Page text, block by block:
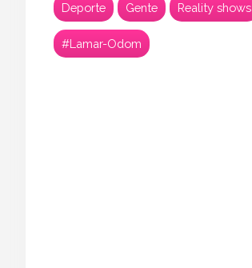
Deporte Gente Reality shows
#Lamar-Odom